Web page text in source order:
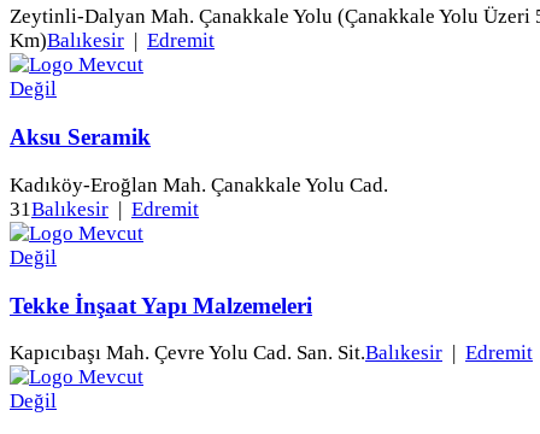
Zeytinli-Dalyan Mah. Çanakkale Yolu (Çanakkale Yolu Üzeri
Km)Balıkesir Edremit
Aksu Seramik
Kadıköy-Eroğlan Mah. Çanakkale Yolu Cad.
31Balıkesir | Edremit
Tekke İnşaat Yapı Malzemeleri
Kapıcıbaşı Mah. Çevre Yolu Cad. San. Sit.Balıkesir Edremit